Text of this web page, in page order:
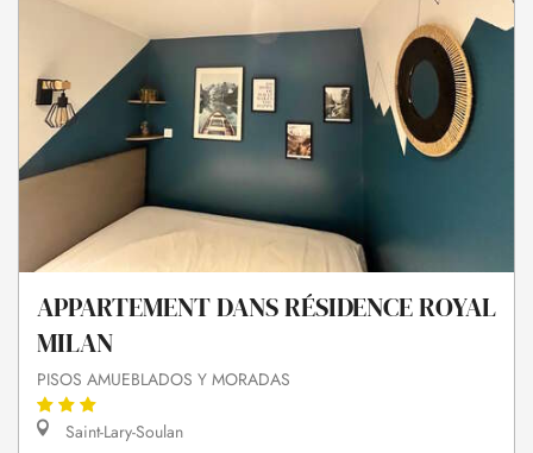
APPARTEMENT DANS RÉSIDENCE ROYAL
MILAN
PISOS AMUEBLADOS Y MORADAS
Saint-Lary-Soulan